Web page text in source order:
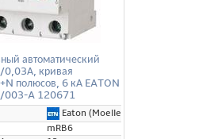
автоматический
0,03А, кривая
полюсов, 6 кА EATON
A 120671
Eaton (Moeller)
mRB6